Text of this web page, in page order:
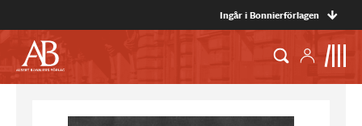
Ingår i Bonnierförlagen